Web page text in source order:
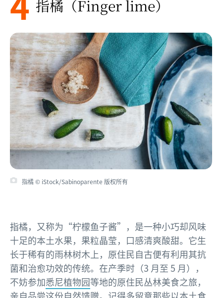
指橘（Finger lime）
指橘 © iStock/Sabinoparente 版权所有
指橘，又称为“柠檬鱼子酱”，是一种小巧却风味
十足的本土水果，果粒晶莹，口感清爽酸甜。它生
长于稀有的雨林树木上，原住民自古便有利用其抗
菌和治愈功效的传统。在产季时（3 月至 5 月），
不妨参加悉尼植物园等地的原住民丛林美食之旅，